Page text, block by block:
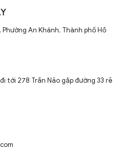
ở các khu vực nhiệt đới. Ban đầu
bằng điện từ pin, chúng
sự tiến bộ của công nghệ
các thập kỷ
động cơ mạnh mẽ và khả năng
và thẩm mỹ của sản phẩm.
trường
dài không chỉ là thiết bị làm mát
Phường An Khánh, Thành phố Hồ
tới 278 Trần Não gặp đường 33 rẽ